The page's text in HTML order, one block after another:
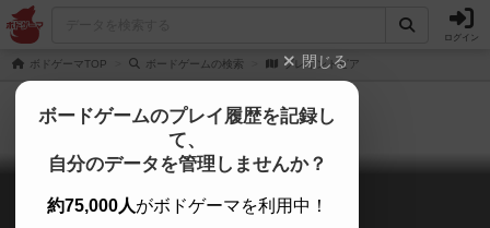
ログイン
ボドゲーマTOP ボードゲームの検索 ブレイントピア
ブレイントピア
Braintopia
閉じる
ボードゲームのプレイ履歴を記録し
て、
自分のデータを管理しませんか？
約75,000人がボドゲーマを利用中！